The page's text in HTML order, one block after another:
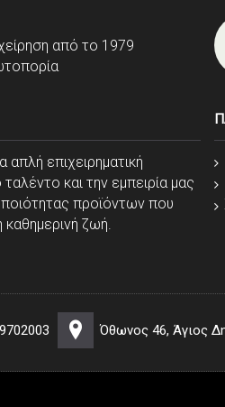
από το 1979
απλή επιχειρηματική
και την εμπειρία μας
ποιότητας προϊόντων που
ζωή.
Όθωνος 46, Άγιος